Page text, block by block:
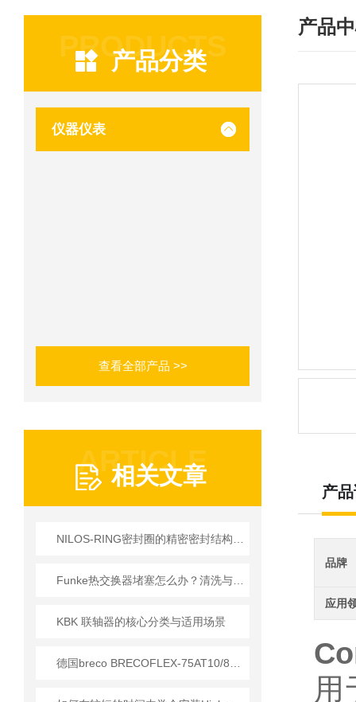
PRODUCTS
产品分类
仪器仪表
查看全部产品 >>
ARTICLE
相关文章
KBK 联轴器的核心分类与适用场景
产品
产
品牌
应用
用